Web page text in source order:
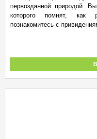
первозданной природой.
которого помнят, как
познакомитесь с